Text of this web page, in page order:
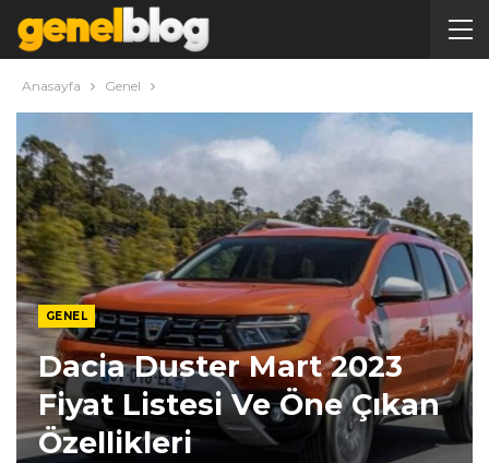
Anasayfa Genel
GENEL
Dacia Duster Mart 2023
Fiyat Listesi Ve Öne Çıkan
Özellikleri